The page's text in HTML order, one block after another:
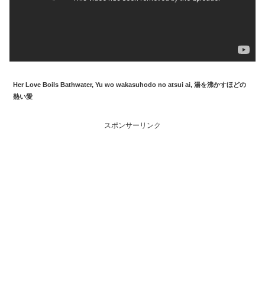
Her Love Boils Bathwater, Yu wo wakasuhodo no atsui ai, 湯を沸かすほどの
熱い愛
スポンサーリンク